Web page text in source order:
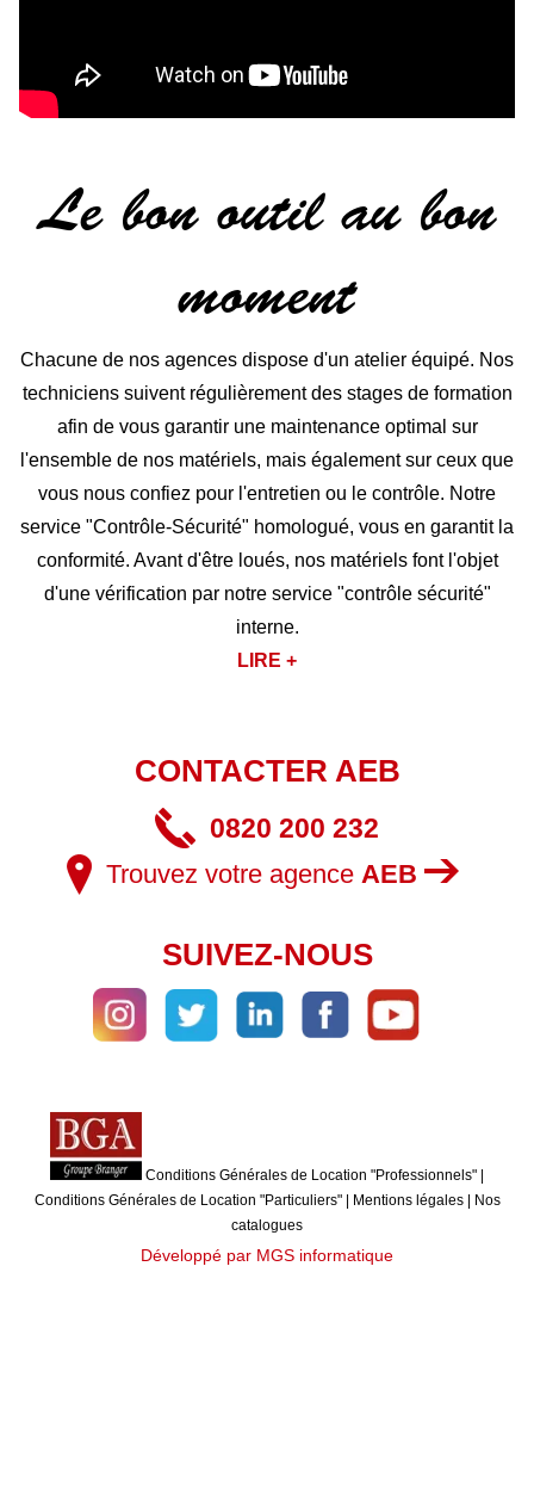
Le bon outil au bon
moment
Chacune de nos agences dispose d'un atelier équipé. Nos
techniciens suivent régulièrement des stages de formation
afin de vous garantir une maintenance optimal sur
l'ensemble de nos matériels, mais également sur ceux que
vous nous confiez pour l'entretien ou le contrôle. Notre
service "Contrôle-Sécurité" homologué, vous en garantit la
conformité. Avant d'être loués, nos matériels font l'objet
d'une vérification par notre service "contrôle sécurité"
interne.
LIRE +
CONTACTER AEB
0820 200 232
Trouvez votre agence AEB
SUIVEZ-NOUS
Conditions Générales de Location "Professionnels"
Conditions Générales de Location "Particuliers"| Mentions légales|
Nos
catalogues
Développé par MGS informatique